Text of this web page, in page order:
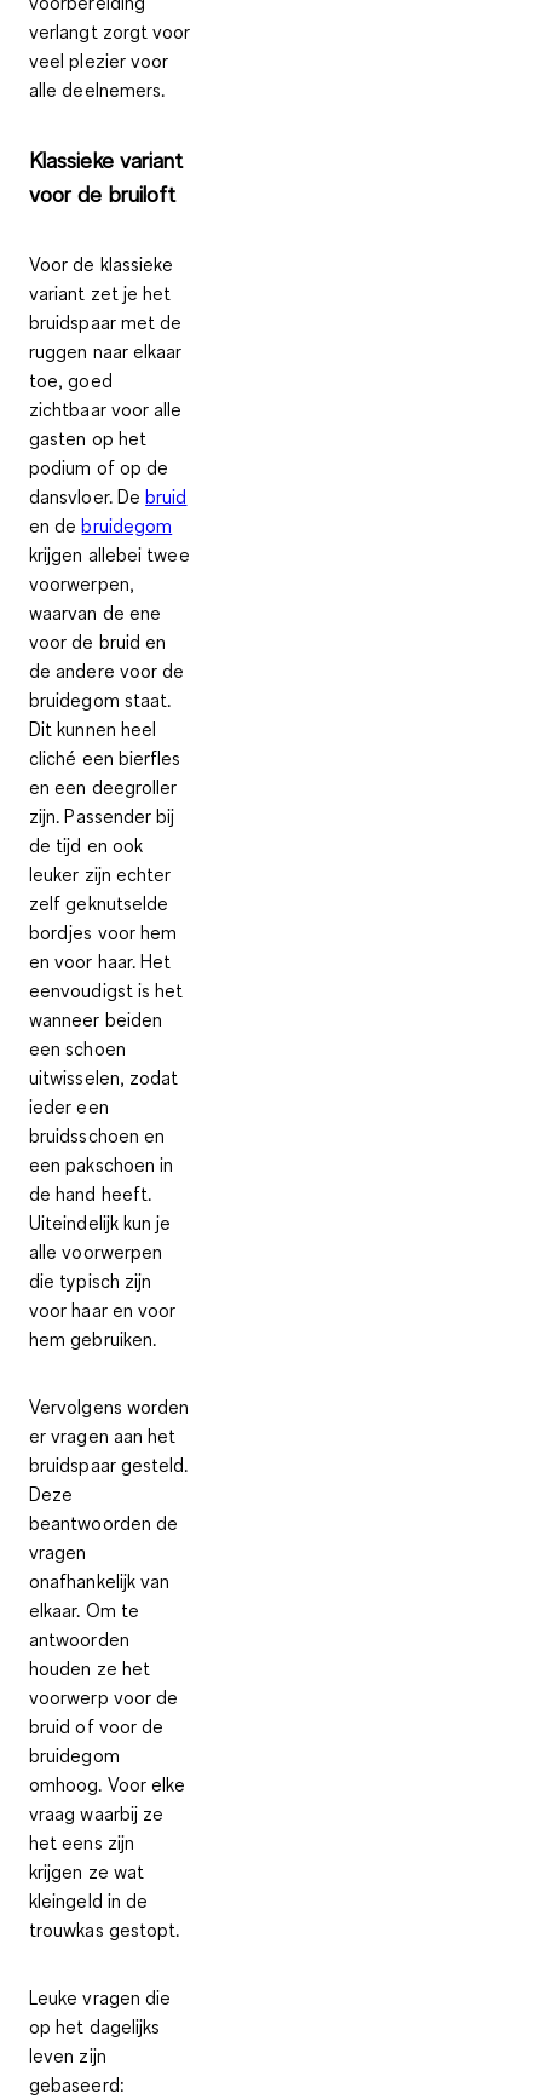
verlangt zorgt voor
veel plezier voor
alle deelnemers.
Klassieke variant
voor de bruiloft
Voor de klassieke
variant zet je het
bruidspaar met de
ruggen naar elkaar
toe, goed
zichtbaar voor alle
gasten op het
podium of op de
dansvloer. Debruid
en debruidegom
krijgen allebei twee
voorwerpen,
waarvan de ene
voor de bruid en
de andere voor de
bruidegom staat.
Dit kunnen heel
cliché een bierfles
en een deegroller
zijn. Passender bij
de tijd en ook
leuker zijn echter
zelf geknutselde
bordjes voor hem
en voor haar. Het
eenvoudigst is het
wanneer beiden
een schoen
uitwisselen, zodat
ieder een
bruidsschoen en
een pakschoen in
de hand heeft.
Uiteindelijk kun je
alle voorwerpen
die typisch zijn
voor haar en voor
hem gebruiken.
Vervolgens worden
er vragen aan het
bruidspaar gesteld.
Deze
beantwoorden de
vragen
onafhankelijk van
elkaar. Om te
antwoorden
houden ze het
voorwerp voor de
bruid of voor de
bruidegom
omhoog. Voor elke
vraag waarbij ze
het eens zijn
krijgen ze wat
kleingeld in de
trouwkas gestopt.
Leuke vragen die
op het dagelijks
leven zijn
gebaseerd: